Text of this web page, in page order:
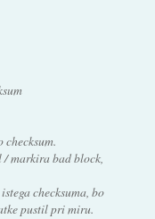
markira bad block,
checksuma, bo
pustil pri miru.